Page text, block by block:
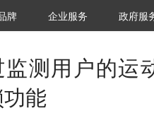
牌 36Kr研究院
企业服务 城市之
政府服
监测用户的运
能